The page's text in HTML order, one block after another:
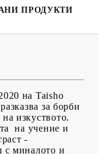
ПРОДУКТИ
на Taisho
за борби
изкуството.
на учение и
-
с миналото и